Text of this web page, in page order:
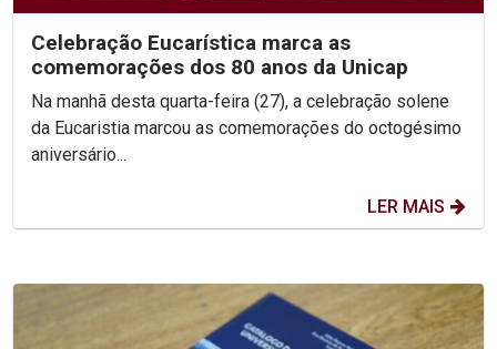
Celebração Eucarística marca as
comemorações dos 80 anos da Unicap
Na manhã desta quarta-feira (27), a celebração solene
da Eucaristia marcou as comemorações do octogésimo
aniversário...
LER MAIS